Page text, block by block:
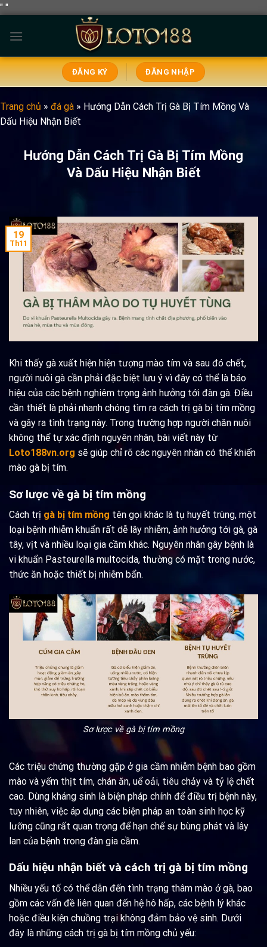
" "
nội
ĐĂNG KÝ ĐĂNG NHẬP
Trang chủ » đá gà » Hướng Dẫn Cách Trị Gà Bị Tím Mồng Và
Dấu Hiệu Nhận Biết
Hướng Dẫn Cách Trị Gà Bị Tím Mồng
Và Dấu Hiệu Nhận Biết
19
Th11
Khi thấy gà xuất hiện hiện tượng mào tím và sau đó chết,
người nuôi gà cần phải đặc biệt lưu ý vì đây có thể là báo
hiệu của các bệnh nghiêm trọng ảnh hưởng tới đàn gà. Điều
cần thiết là phải nhanh chóng tìm ra cách trị gà bị tím mồng
và gây ra tình trạng này. Trong trường hợp người chăn nuôi
không thể tự xác định nguyên nhân, bài viết này từ
Loto188vn.org sẽ giúp chỉ rõ các nguyên nhân có thể khiến
mào gà bị tím.
Sơ lược về gà bị tím mồng
Cách trị gà bị tím mồng tên gọi khác là tụ huyết trùng, một
loại bệnh nhiễm khuẩn rất dễ lây nhiễm, ảnh hưởng tới gà, gà
tây, vịt và nhiều loại gia cầm khác. Nguyên nhân gây bệnh là
vi khuẩn Pasteurella multocida, thường có mặt trong nước,
thức ăn hoặc thiết bị nhiễm bẩn.
Sơ lược về gà bị tím mồng
Các triệu chứng thường gặp ở gia cầm nhiễm bệnh bao gồm
mào và yếm thịt tím, chán ăn, uể oải, tiêu chảy và tỷ lệ chết
cao. Dùng kháng sinh là biện pháp chính để điều trị bệnh này,
tuy nhiên, việc áp dụng các biện pháp an toàn sinh học kỹ
lưỡng cũng rất quan trọng để hạn chế sự bùng phát và lây
lan của bệnh trong đàn gia cầm.
Dấu hiệu nhận biết và cách trị gà bị tím mồng
Nhiều yếu tố có thể dẫn đến tình trạng thâm mào ở gà, bao
gồm các vấn đề liên quan đến hệ hô hấp, các bệnh lý khác
hoặc điều kiện chuồng trại không đảm bảo vệ sinh. Dưới
đây là những cách trị gà bị tím mồng chủ yếu: